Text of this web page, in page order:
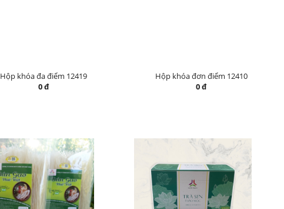
Hộp khóa đa điểm 12419
0 đ
Hộp khóa đơn điểm 12410
0 đ